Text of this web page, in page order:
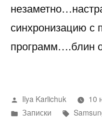
синхронизацию с
программ….блин
Написано
автором
Ilya Karlichuk
10
Написано
Записки Метки: